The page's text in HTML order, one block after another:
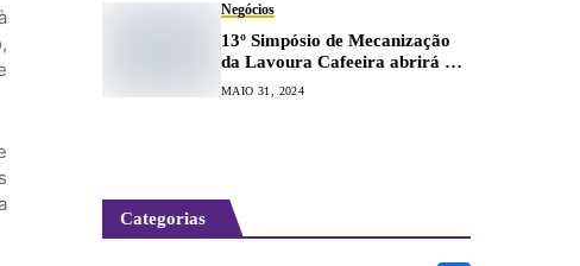
Negócios
13º Simpósio de Mecanização
da Lavoura Cafeeira abrirá a
programação da Expocafé
MAIO 31, 2024
Categorias